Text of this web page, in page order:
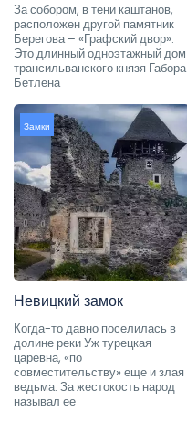
За собором, в тени каштанов,
расположен другой памятник
Берегова – «Графский двор».
Это длинный одноэтажный дом
трансильванского князя Габора
Бетлена
Замки
Невицкий замок
Когда-то давно поселилась в
долине реки Уж турецкая
царевна, «по
совместительству» еще и злая
ведьма. За жестокость народ
называл ее